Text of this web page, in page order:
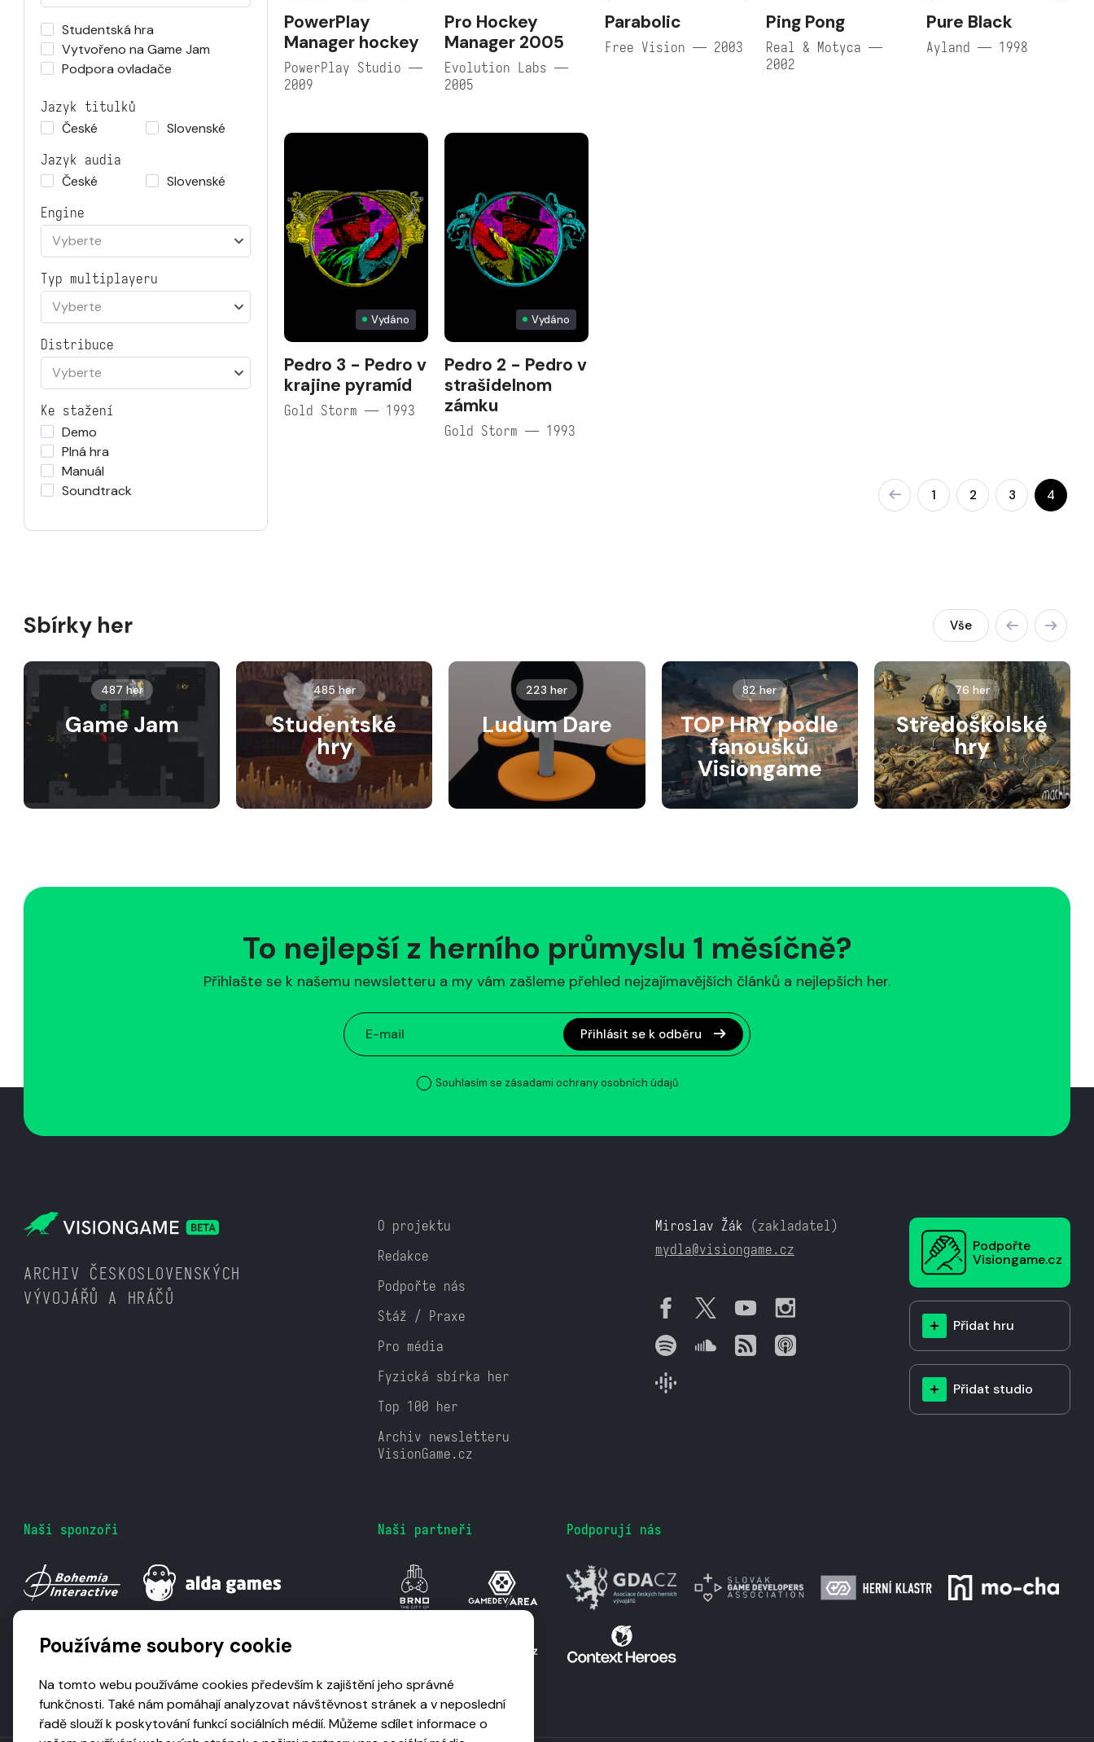
Studentská hra
Vytvořeno na Game Jam
Podpora ovladače
Jazyk titulků
České
Slovenské
Jazyk audia
České
Slovenské
Engine
Vyberte
Typ multiplayeru
Vyberte
Distribuce
Vyberte
Ke stažení
Demo
Plná hra
Manuál
Soundtrack
PowerPlay
Manager hockey
PowerPlay Studio —
2009
Pro Hockey
Manager 2005
Evolution Labs —
2005
Parabolic
Free Vision — 2003
Ping Pong
Real & Motyca —
2002
Pure Black
Ayland — 1998
Vydáno
Pedro 3 - Pedro v
krajine pyramíd
Gold Storm — 1993
Vydáno
Pedro 2 - Pedro v
strašidelnom
zámku
Gold Storm — 1993
1 2 3 4
Sbírky her Vše
487 her
Game Jam
485 her
Studentské
hry
223 her
Ludum Dare
82 her
TOP HRY podle
fanoušků
Visiongame
76 her
Středoškolské
hry
To nejlepší z herního průmyslu 1 měsíčně?
Přihlašte se k našemu newsletteru a my vám zašleme přehled nejzajímavějších článků a nejlepších her.
Přihlásit se k odběru
Souhlasím se zásadami ochrany osobních údajů
ARCHIV ČESKOSLOVENSKÝCH
VÝVOJÁŘŮ A HRÁČŮ
O projektu
Redakce
Podpořte nás
Stáž / Praxe
Pro média
Fyzická sbírka her
Top 100 her
Archiv newsletteru
VisionGame.cz
Miroslav Žák (zakladatel)
mydla@visiongame.cz
Podpořte
Visiongame.cz
Přidat hru
Přidat studio
Naši sponzoři Naši partneři Podporují nás
Používáme soubory cookie
Na tomto webu používáme cookies především k zajištění jeho správné
funkčnosti. Také nám pomáhají analyzovat návštěvnost stránek a v neposlední
řadě slouží k poskytování funkcí sociálních médií. Můžeme sdílet informace o